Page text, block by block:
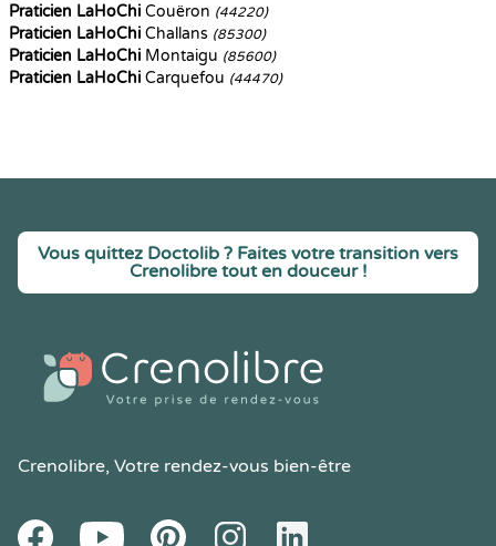
Praticien LaHoChi Couëron (44220)
Praticien LaHoChi Challans (85300)
Praticien LaHoChi Montaigu (85600)
Praticien LaHoChi Carquefou (44470)
Vous quittez Doctolib ? Faites votre transition vers
Crenolibre tout en douceur !
Crenolibre, Votre rendez-vous bien-être
FacebookYoutube PinteresetInstagramLinkedIn